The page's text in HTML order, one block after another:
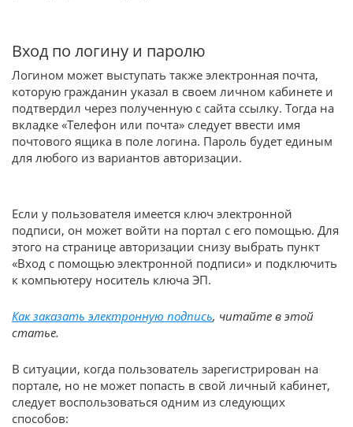
Вход по логину и паролю
Логином может выступать также электронная почта,
которую гражданин указал в своем личном кабинете и
подтвердил через полученную с сайта ссылку. Тогда на
вкладке «Телефон или почта» следует ввести имя
почтового ящика в поле логина. Пароль будет единым
для любого из вариантов авторизации.
Если у пользователя имеется ключ электронной
подписи, он может войти на портал с его помощью. Для
этого на странице авторизации снизу выбрать пункт
«Вход с помощью электронной подписи» и подключить
к компьютеру носитель ключа ЭП.
Как заказать электронную подпись, читайте в этой
статье.
В ситуации, когда пользователь зарегистрирован на
портале, но не может попасть в свой личный кабинет,
следует воспользоваться одним из следующих
способов: